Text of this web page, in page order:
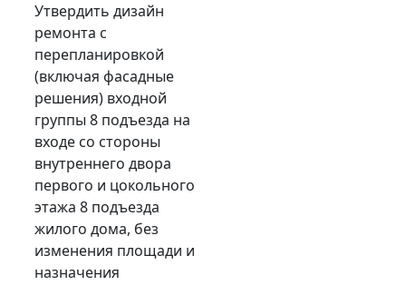
Утвердить дизайн
ремонта с
перепланировкой
(включая фасадные
решения) входной
группы 8 подъезда на
входе со стороны
внутреннего двора
первого и цокольного
этажа 8 подъезда
жилого дома, без
изменения площади и
назначения